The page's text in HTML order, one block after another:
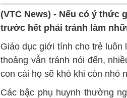
(VTC News) - Nếu có ý thức
trước hết phải tránh làm
Giáo dục giới tính cho trẻ luôn
thoảng vẫn tránh nói đến,
con cái họ sẽ khó khi còn nhỏ
Các bậc phụ huynh thường